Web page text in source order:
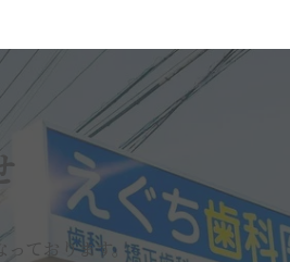
っております。